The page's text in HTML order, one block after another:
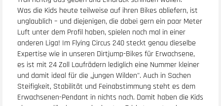
Was die Kids heute teilweise auf ihren Bikes abliefern, ist
unglaublich – und diejenigen, die dabei gern ein paar Meter
Luft unter dem Profil haben, spielen noch mal in einer
anderen Liga! Im Flying Circus 240 steckt genau dieselbe
Expertise wie in unseren Dirtjump-Bikes für Erwachsene,
es ist mit 24 Zoll Laufrädern lediglich eine Nummer kleiner
und damit ideal für die „jungen Wilden". Auch in Sachen
Steifigkeit, Stabilität und Feinabstimmung steht es dem
Erwachsenen-Pendant in nichts nach. Damit haben die Kids